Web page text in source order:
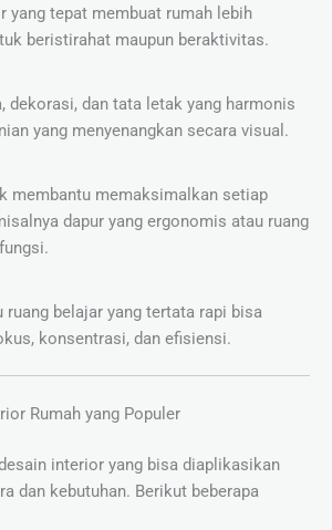
yang tepat membuat rumah lebih
beristirahat maupun beraktivitas.
dekorasi, dan tata letak yang harmonis
yang menyenangkan secara visual.
membantu memaksimalkan setiap
dapur yang ergonomis atau ruang
ruang belajar yang tertata rapi bisa
konsentrasi, dan efisiensi.
Rumah yang Populer
interior yang bisa diaplikasikan
dan kebutuhan. Berikut beberapa